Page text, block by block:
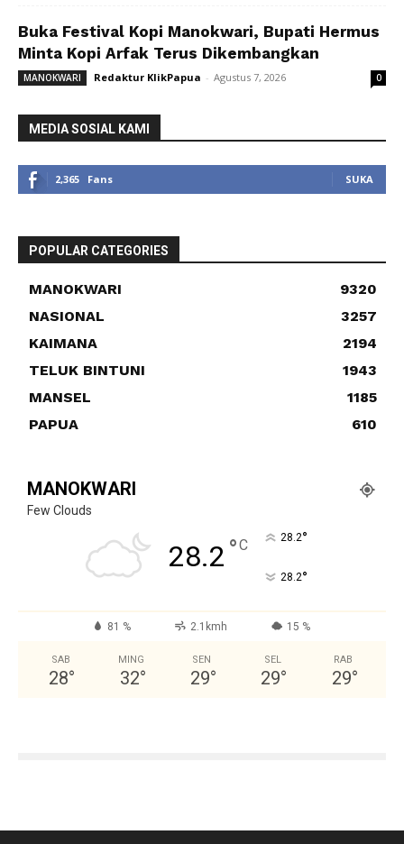
Buka Festival Kopi Manokwari, Bupati Hermus
Minta Kopi Arfak Terus Dikembangkan
MANOKWARI Redaktur KlikPapua - Agustus 7, 2026 0
MEDIA SOSIAL KAMI
2,365 Fans SUKA
POPULAR CATEGORIES
MANOKWARI
9320
NASIONAL
3257
KAIMANA
2194
TELUK BINTUNI
1943
MANSEL
1185
PAPUA
610
MANOKWARI
Few Clouds
28.2 °C 28.2°
28.2°
81 % 2.1kmh 15 %
SAB
28°
MING
32°
SEN
29°
SEL
29°
RAB
29°